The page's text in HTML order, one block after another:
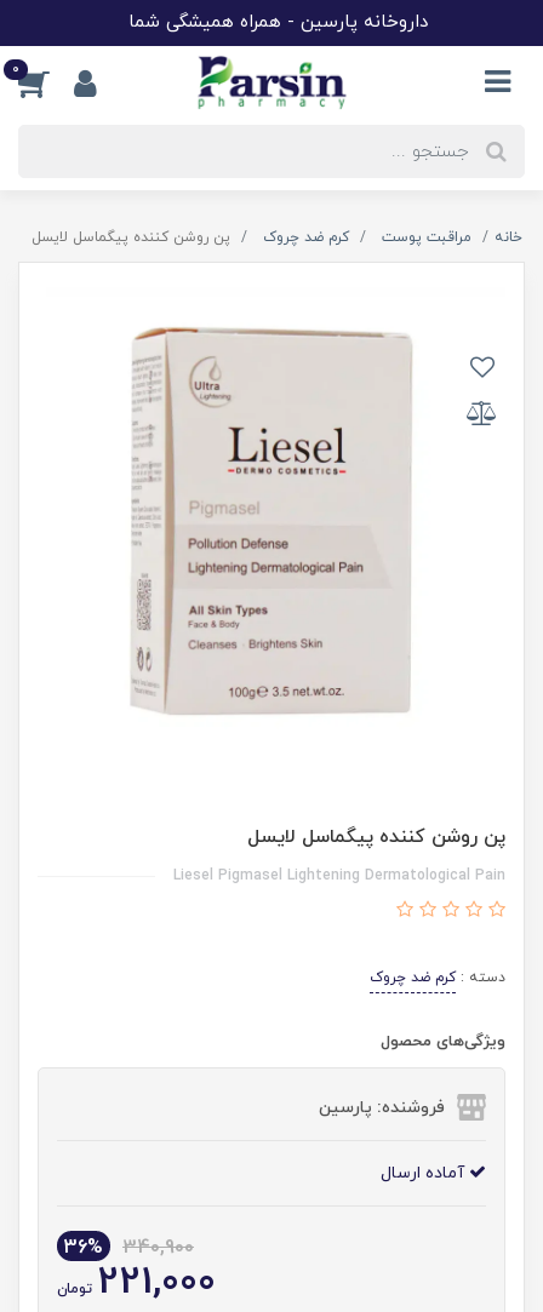
داروخانه پارسین - همراه همیشگی شما
0
خانه مراقبت پوست کرم ضد چروک پن روشن کننده پیگماسل لایسل
پن روشن کننده پیگماسل لایسل
Liesel Pigmasel Lightening Dermatological Pain
دسته :کرم ضد چروک
ویژگی‌های محصول
فروشنده: پارسین
آماده ارسال
340,900
36%
221,000 تومان